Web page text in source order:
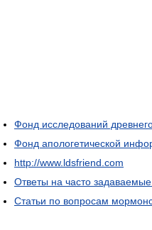
Фонд исследований
Фонд апологетической
http://www.ldsfriend.com
Ответы на часто
Статьи по вопросам